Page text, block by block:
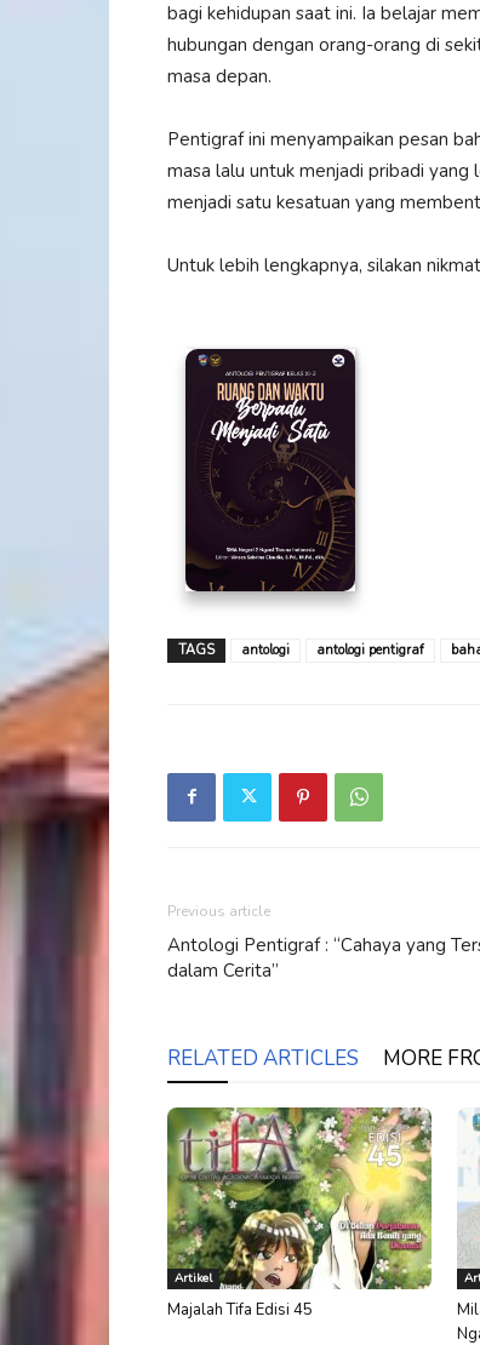
bagi kehidupan saat ini. Ia belajar
hubungan dengan orang-orang di
masa depan.
Pentigraf ini menyampaikan pesan
masa lalu untuk menjadi pribadi yang
menjadi satu kesatuan yang
Untuk lebih lengkapnya, silakan
TAGS antologi antologi pentigraf
Previous article
Antologi Pentigraf : “Cahaya yang
dalam Cerita”
RELATED ARTICLES MORE
Artikel
Majalah Tifa Edisi 45